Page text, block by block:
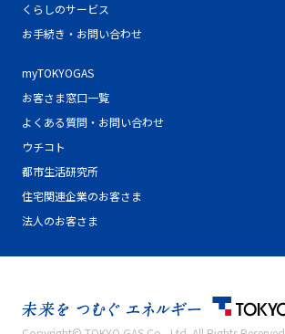
くらしのサービス
お手続き・お問い合わせ
myTOKYOGAS
お客さま窓口一覧
よくある質問・お問い合わせ
ウチコト
都市生活研究所
住宅関連企業のお客さま
法人のお客さま